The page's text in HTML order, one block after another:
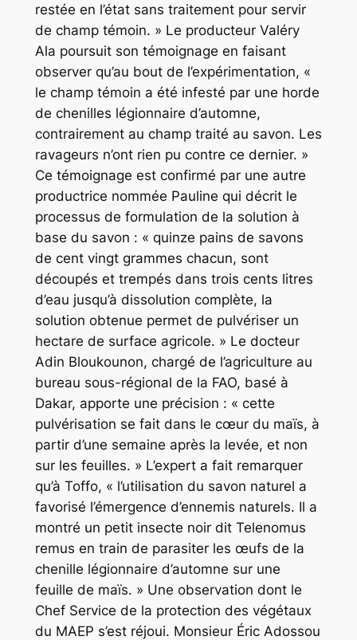
restée en l’état sans traitement pour servir
de champ témoin. » Le producteur Valéry
Ala poursuit son témoignage en faisant
observer qu’au bout de l’expérimentation, «
le champ témoin a été infesté par une horde
de chenilles légionnaire d’automne,
contrairement au champ traité au savon. Les
ravageurs n’ont rien pu contre ce dernier. »
Ce témoignage est confirmé par une autre
productrice nommée Pauline qui décrit le
processus de formulation de la solution à
base du savon : « quinze pains de savons
de cent vingt grammes chacun, sont
découpés et trempés dans trois cents litres
d’eau jusqu’à dissolution complète, la
solution obtenue permet de pulvériser un
hectare de surface agricole. » Le docteur
Adin Bloukounon, chargé de l’agriculture au
bureau sous-régional de la FAO, basé à
Dakar, apporte une précision : « cette
pulvérisation se fait dans le cœur du maïs, à
partir d’une semaine après la levée, et non
sur les feuilles. » L’expert a fait remarquer
qu’à Toffo, « l’utilisation du savon naturel a
favorisé l’émergence d’ennemis naturels. Il a
montré un petit insecte noir dit Telenomus
remus en train de parasiter les œufs de la
chenille légionnaire d’automne sur une
feuille de maïs. » Une observation dont le
Chef Service de la protection des végétaux
du MAEP s’est réjoui. Monsieur Éric Adossou